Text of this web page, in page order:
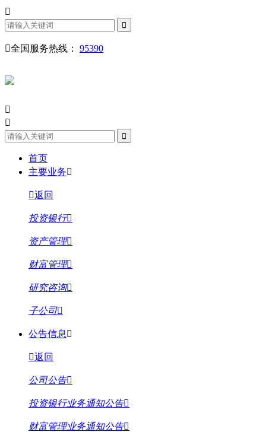
全国服务热线： 95390
首页
主要业务
返回
投资银行
资产管理
财富管理
研究咨询
子公司
公告信息
返回
公司公告
投资银行业务通知公告
财富管理业务通知公告